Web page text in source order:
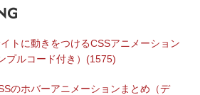
イトに動きをつけるCSSアニメーション
プルコード付き）(1575)
のホバーアニメーションまとめ（デ